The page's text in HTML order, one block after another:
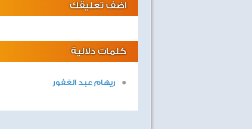
اضف تعليقك
كلمات دلالية
ريهام عبد الغفور